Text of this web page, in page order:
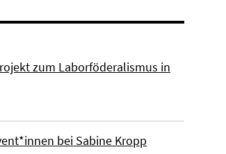
zum Laborföderalismus in
bei Sabine Kropp